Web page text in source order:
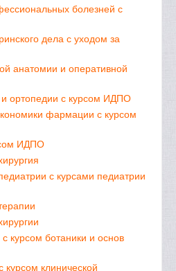
болезней с
дела с уходом за
анатомии и оперативной
ортопедии с курсом ИДПО
фармации с курсом
ИДПО
с курсами педиатрии
курсом ботаники и основ
клинической